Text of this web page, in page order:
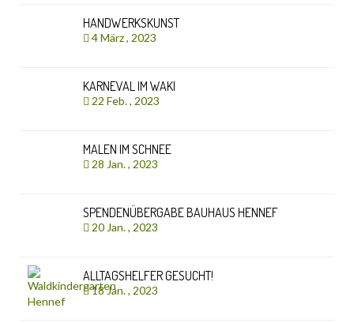
HANDWERKSKUNST
4 März , 2023
KARNEVAL IM WAKI
22 Feb. , 2023
MALEN IM SCHNEE
28 Jan. , 2023
SPENDENÜBERGABE BAUHAUS HENNEF
20 Jan. , 2023
ALLTAGSHELFER GESUCHT!
18 Jan. , 2023